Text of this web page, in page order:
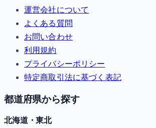
運営会社について
よくある質問
お問い合わせ
利用規約
プライバシーポリシー
特定商取引法に基づく表記
都道府県から探す
北海道・東北